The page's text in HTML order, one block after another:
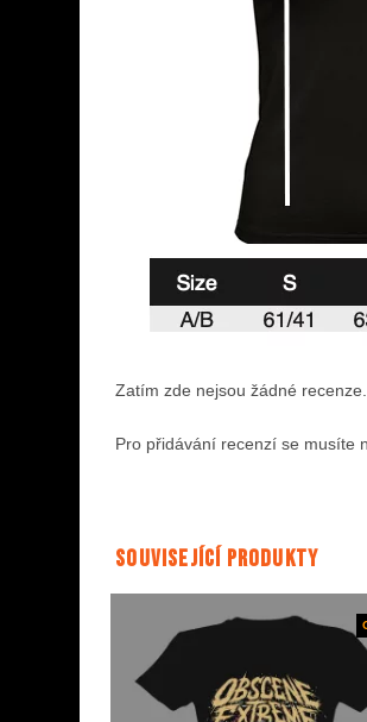
Zatím zde nejsou žádné recenze.
Pro přidávání recenzí se musíte
Související produkty